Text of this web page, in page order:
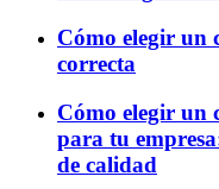
Cómo elegir un
correcta
Cómo elegir un
para tu
de calidad